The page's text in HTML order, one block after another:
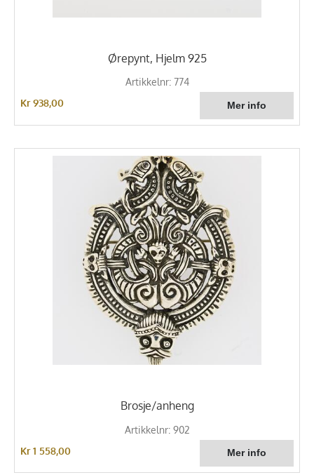
Ørepynt, Hjelm 925
Artikkelnr: 774
Kr 938,00
Brosje/anheng
Artikkelnr: 902
Kr 1 558,00